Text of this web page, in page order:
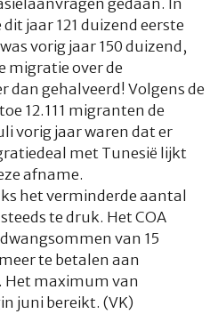
gedaan. In
jaar 121 duizend eerste
vorig jaar 150 duizend,
migratie over de
dan gehalveerd! Volgens de
12.111 migranten de
vorig jaar waren dat er
met Tunesië lijkt
afname.
het verminderde aantal
te druk. Het COA
van 15
te betalen aan
Het maximum van
juni bereikt. (VK)